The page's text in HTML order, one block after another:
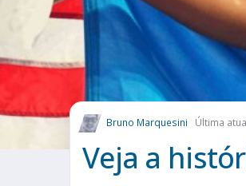
Bruno Marquesini Última
Veja a